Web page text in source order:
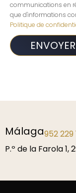
communications en
que d'informations
Politique de
Málaga952 229
P.º de la Farola 1,